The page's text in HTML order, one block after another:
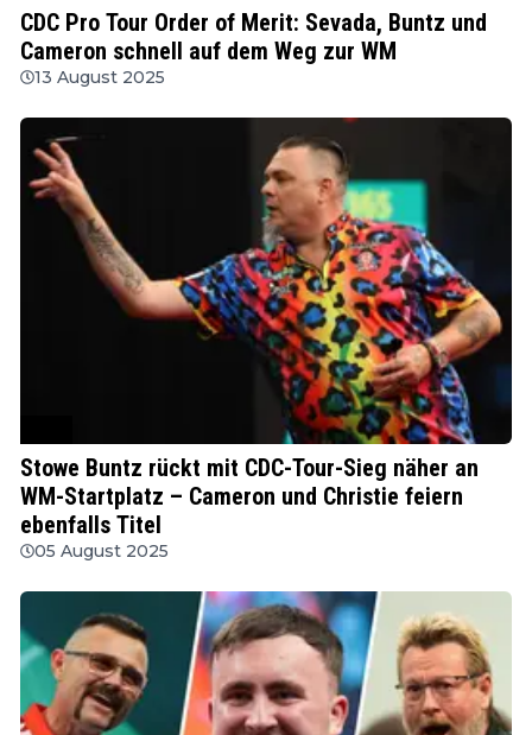
CDC Pro Tour Order of Merit: Sevada, Buntz und
Cameron schnell auf dem Weg zur WM
13 August 2025
Stowe Buntz rückt mit CDC-Tour-Sieg näher an
WM-Startplatz – Cameron und Christie feiern
ebenfalls Titel
05 August 2025